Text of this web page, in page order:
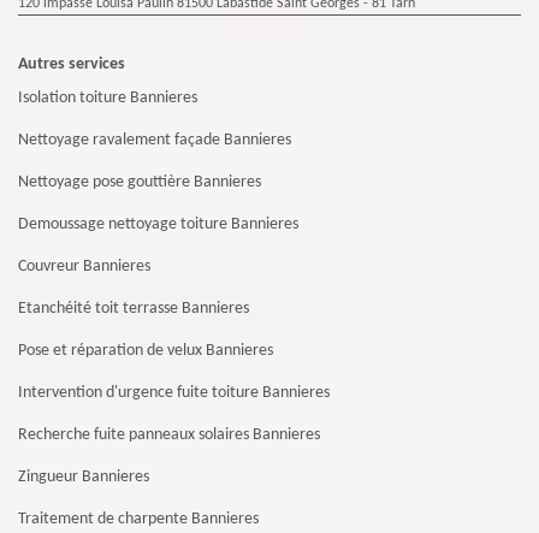
120 impasse Louisa Paulin 81500 Labastide Saint Georges - 81 Tarn
Autres services
Isolation toiture Bannieres
Nettoyage ravalement façade Bannieres
Nettoyage pose gouttière Bannieres
Demoussage nettoyage toiture Bannieres
Couvreur Bannieres
Etanchéité toit terrasse Bannieres
Pose et réparation de velux Bannieres
Intervention d'urgence fuite toiture Bannieres
Recherche fuite panneaux solaires Bannieres
Zingueur Bannieres
Traitement de charpente Bannieres